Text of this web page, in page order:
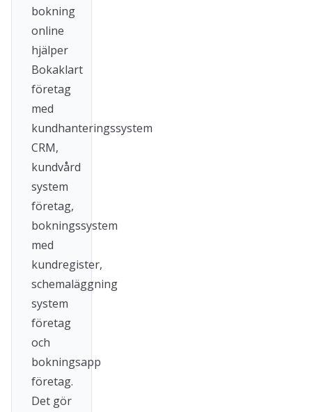
bokning
online
hjälper
Bokaklart
företag
med
kundhanteringssystem
CRM,
kundvård
system
företag,
bokningssystem
med
kundregister,
schemaläggning
system
företag
och
bokningsapp
företag.
Det gör